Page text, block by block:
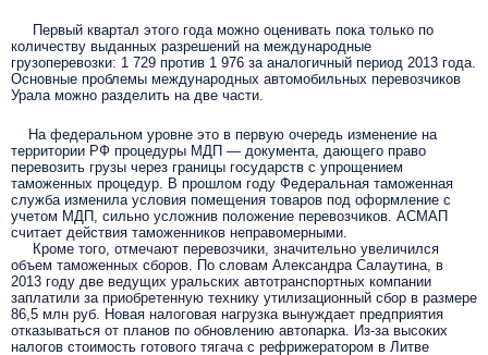
Первый квартал этого года можно оценивать пока только по
количеству выданных разрешений на международные
грузоперевозки: 1 729 против 1 976 за аналогичный период 2013 года.
Основные проблемы международных автомобильных перевозчиков
Урала можно разделить на две части.
На федеральном уровне это в первую очередь изменение на
территории РФ процедуры МДП — документа, дающего право
перевозить грузы через границы государств с упрощением
таможенных процедур. В прошлом году Федеральная таможенная
служба изменила условия помещения товаров под оформление с
учетом МДП, сильно усложнив положение перевозчиков. АСМАП
считает действия таможенников неправомерными.
Кроме того, отмечают перевозчики, значительно увеличился
объем таможенных сборов. По словам Александра Салаутина, в
2013 году две ведущих уральских автотранспортных компании
заплатили за приобретенную технику утилизационный сбор в размере
86,5 млн руб. Новая налоговая нагрузка вынуждает предприятия
отказываться от планов по обновлению автопарка. Из-за высоких
налогов стоимость готового тягача с рефрижератором в Литве